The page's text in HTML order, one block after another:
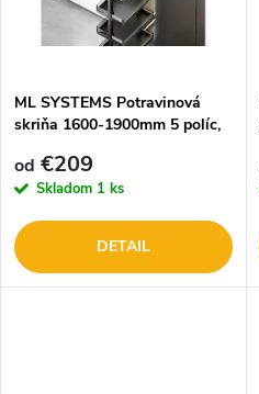
o
v
o
v
ML SYSTEMS Potravinová
skriňa 1600-1900mm 5 políc,
ML302G/N
od €209
Skladom 1 ks
DETAIL